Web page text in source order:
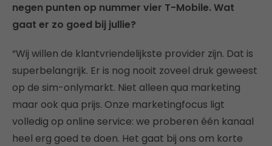
negen punten op nummer vier T-Mobile. Wat
gaat er zo goed bij jullie?
“Wij willen de klantvriendelijkste provider zijn. Dat is
superbelangrijk. Er is nog nooit zoveel druk geweest
op de sim-onlymarkt. Niet alleen qua marketing
maar ook qua prijs. Onze marketingfocus ligt
volledig op online service: we proberen één kanaal
heel erg goed te doen. Het gaat bij ons om korte